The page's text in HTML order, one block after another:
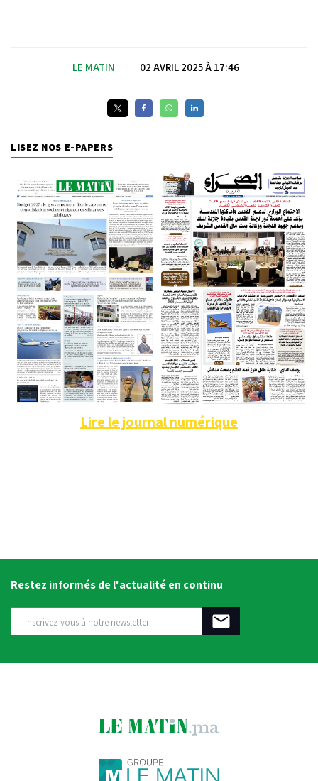
LE MATIN 02 AVRIL 2025 À 17:46
LISEZ NOS E-PAPERS
Lire le journal numérique
Restez informés de l'actualité en continu